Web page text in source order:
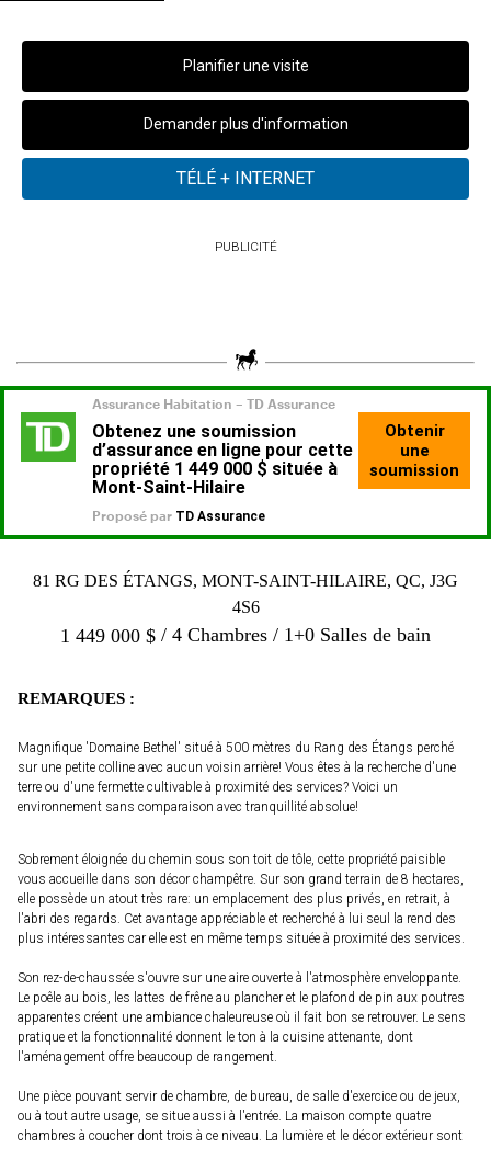
Planifier une visite
Demander plus d'information
PUBLICITÉ
81 RG DES ÉTANGS, MONT-SAINT-HILAIRE, QC, J3G
4S6
1 449 000 $ 4 Chambres 1+0 Salles de bain
REMARQUES :
Magnifique 'Domaine Bethel' situé à 500 mètres du Rang des Étangs perché
sur une petite colline avec aucun voisin arrière! Vous êtes à la recherche d'une
terre ou d'une fermette cultivable à proximité des services? Voici un
environnement sans comparaison avec tranquillité absolue!
Sobrement éloignée du chemin sous son toit de tôle, cette propriété paisible
vous accueille dans son décor champêtre. Sur son grand terrain de 8 hectares,
elle possède un atout très rare: un emplacement des plus privés, en retrait, à
l'abri des regards. Cet avantage appréciable et recherché à lui seul la rend des
plus intéressantes car elle est en même temps située à proximité des services.
Son rez-de-chaussée s'ouvre sur une aire ouverte à l'atmosphère enveloppante.
Le poêle au bois, les lattes de frêne au plancher et le plafond de pin aux poutres
apparentes créent une ambiance chaleureuse où il fait bon se retrouver. Le sens
pratique et la fonctionnalité donnent le ton à la cuisine attenante, dont
l'aménagement offre beaucoup de rangement.
Une pièce pouvant servir de chambre, de bureau, de salle d'exercice ou de jeux,
ou à tout autre usage, se situe aussi à l'entrée. La maison compte quatre
chambres à coucher dont trois à ce niveau. La lumière et le décor extérieur sont